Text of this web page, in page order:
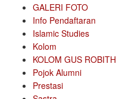
GALERI FOTO
Info Pendaftaran
Islamic Studies
Kolom
KOLOM GUS ROBITH
Pojok Alumni
Prestasi